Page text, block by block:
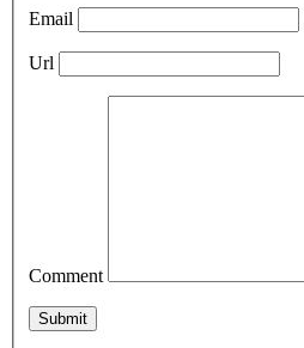
Email
Url
Comment